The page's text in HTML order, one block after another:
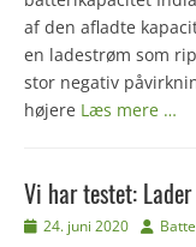
af den afladte
en ladestrøm som
stor negativ
højere Læs mere …
Vi har testet:
Udgivet
24. juni 2020